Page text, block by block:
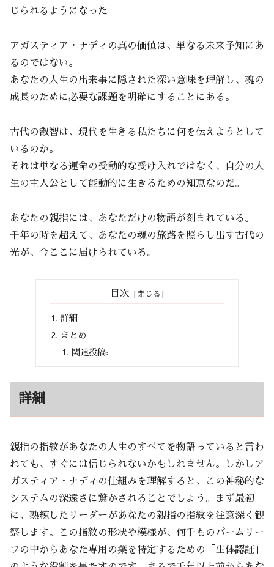
じられるようになった」
アガスティア・ナディの真の価値は、単なる未来予知にあ
るのではない。
あなたの人生の出来事に隠された深い意味を理解し、魂の
成長のために必要な課題を明確にすることにある。
古代の叡智は、現代を生きる私たちに何を伝えようとして
いるのか。
それは単なる運命の受動的な受け入れではなく、自分の人
生の主人公として能動的に生きるための知恵なのだ。
あなたの親指には、あなただけの物語が刻まれている。
千年の時を超えて、あなたの魂の旅路を照らし出す古代の
光が、今ここに届けられている。
目次
詳細
まとめ
関連投稿:
詳細
親指の指紋があなたの人生のすべてを物語っていると言わ
れても、すぐには信じられないかもしれません。しかしア
ガスティア・ナディの仕組みを理解すると、この神秘的な
システムの深遠さに驚かされることでしょう。まず最初
に、熟練したリーダーがあなたの親指の指紋を注意深く観
察します。この指紋の形状や模様が、何千ものパームリー
フの中からあなた専用の葉を特定するための「生体認証」